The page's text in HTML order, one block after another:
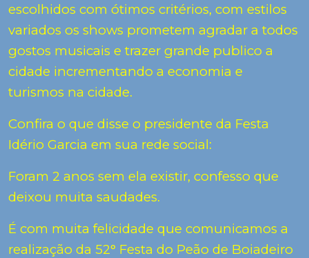
escolhidos com ótimos critérios, com estilos
variados os shows prometem agradar a todos
gostos musicais e trazer grande publico a
cidade incrementando a economia e
turismos na cidade.
Confira o que disse o presidente da Festa
Idério Garcia em sua rede social:
Foram 2 anos sem ela existir, confesso que
deixou muita saudades.
É com muita felicidade que comunicamos a
realização da 52° Festa do Peão de Boiadeiro